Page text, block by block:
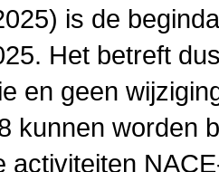
is de
Het betreft
en geen
kunnen worden
activiteiten